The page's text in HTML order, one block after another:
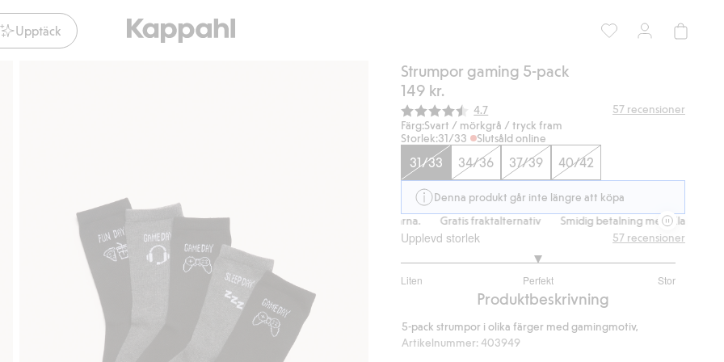
Upptäck
Strumpor gaming 5-pack
149 kr.
Snittbetyg:
4.7 57 recensioner
Färg:Svart / mörkgrå / tryck fram
Storlek:31/33 Slutsåld online
31/33 34/36 37/39 40/42
Denna produkt går inte längre att köpa
Gratis fraktalternativ
Smidig betalning med Klarna. Gratis fraktalternativ Smidig betalning med Klarna.
Upplevd storlek
Liten Perfekt Stor
utav
43
betyg
57 recensioner
Produktbeskrivning
5-pack strumpor i olika färger med gamingmotiv,
Artikelnummer: 403949